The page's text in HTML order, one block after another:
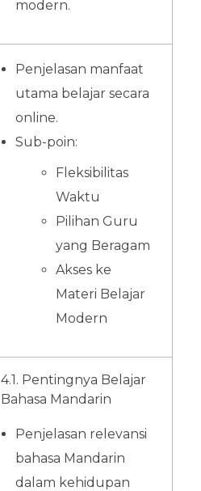
modern.
Penjelasan manfaat
utama belajar secara
online.
Sub-poin:
Fleksibilitas
Waktu
Pilihan Guru
yang Beragam
Akses ke
Materi Belajar
Modern
4.1. Pentingnya Belajar
Bahasa Mandarin
Penjelasan relevansi
bahasa Mandarin
dalam kehidupan